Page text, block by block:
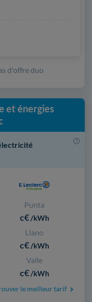
d'offre duo
et énergies
Punta
c€ /kWh
Llano
c€ /kWh
Valle
c€ /kWh
le meilleur tarif